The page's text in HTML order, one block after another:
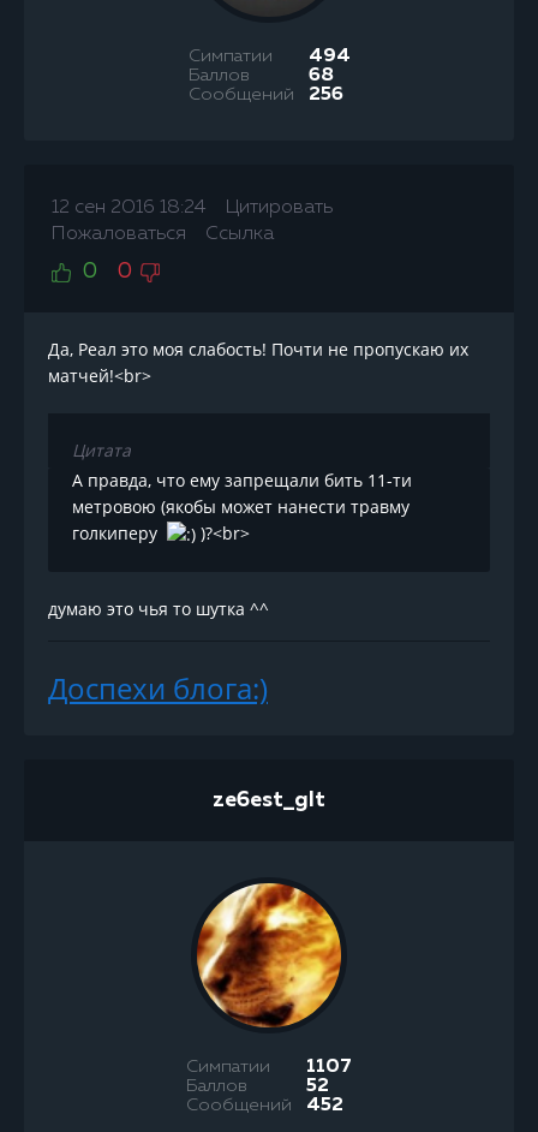
Симпатии 494
Баллов 68
Сообщений 256
12 сен 2016 18:24
Цитировать
Пожаловаться
Ссылка
0 0
Да, Реал это моя слабость! Почти не пропускаю их
матчей!<br>
Цитата
А правда, что ему запрещали бить 11-ти
метровою (якобы может нанести травму
голкиперу
)?<br>
думаю это чья то шутка ^^
Доспехи блога:)
ze6est_glt
Симпатии 1107
Баллов 52
Сообщений 452